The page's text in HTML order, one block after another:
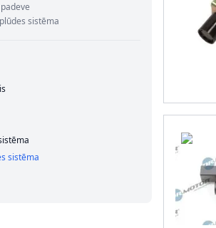
sistēma
sistēma